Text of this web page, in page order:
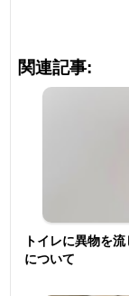
関連記事:
トイレに異物を
について